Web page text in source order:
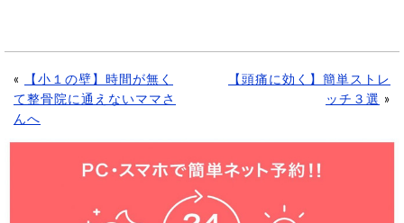
«
【小１の壁】時間が無く
て整骨院に通えないママさ
んへ
【頭痛に効く】簡単ストレ
ッチ３選 »